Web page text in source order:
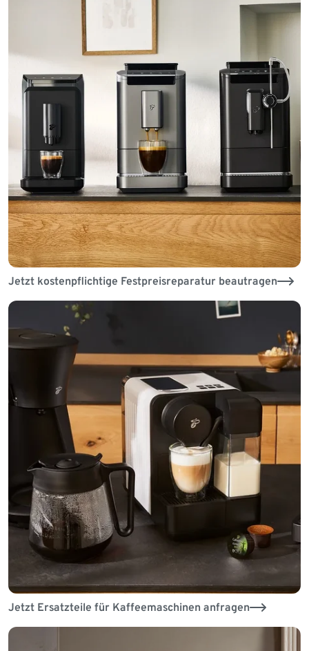
Jetzt kostenpflichtige Festpreisreparatur beautragen
Jetzt Ersatzteile für Kaffeemaschinen anfragen